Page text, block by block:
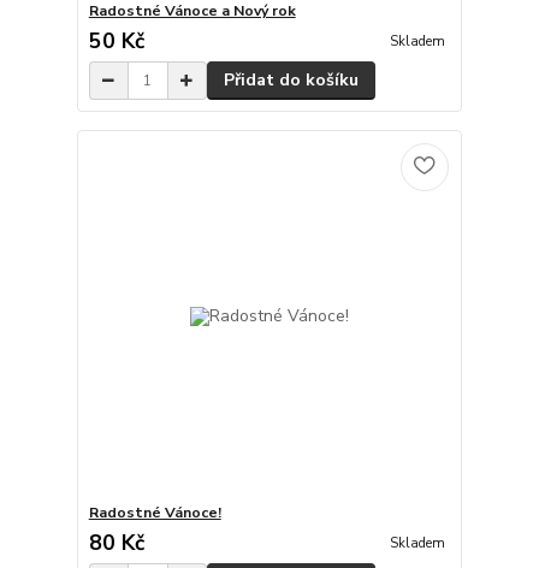
Radostné Vánoce a Nový rok
50 Kč Skladem
Přidat do košíku
Radostné Vánoce!
80 Kč Skladem